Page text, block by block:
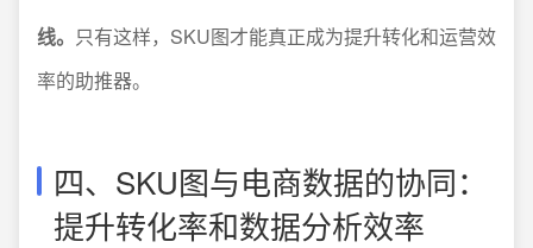
线。 只有这样，SKU图才能真正成为提升转化和运营效
率的助推器。
四、SKU图与电商数据的协同：
提升转化率和数据分析效率